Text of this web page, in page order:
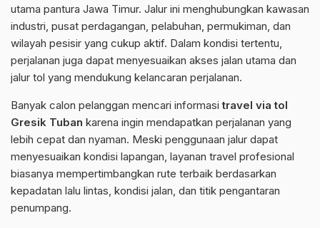
utama pantura Jawa Timur. Jalur ini menghubungkan kawasan
industri, pusat perdagangan, pelabuhan, permukiman, dan
wilayah pesisir yang cukup aktif. Dalam kondisi tertentu,
perjalanan juga dapat menyesuaikan akses jalan utama dan
jalur tol yang mendukung kelancaran perjalanan.
Banyak calon pelanggan mencari informasitravel via tol
Gresik Tuban karena ingin mendapatkan perjalanan yang
lebih cepat dan nyaman. Meski penggunaan jalur dapat
menyesuaikan kondisi lapangan, layanan travel profesional
biasanya mempertimbangkan rute terbaik berdasarkan
kepadatan lalu lintas, kondisi jalan, dan titik pengantaran
penumpang.